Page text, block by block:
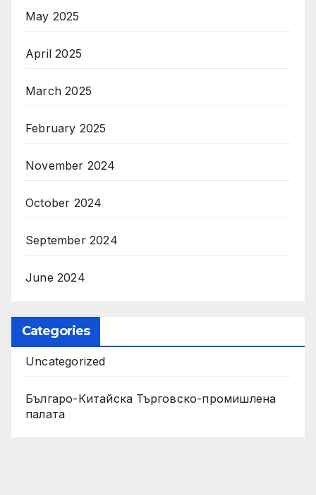
May 2025
April 2025
March 2025
February 2025
November 2024
October 2024
September 2024
June 2024
Categories
Uncategorized
Българо-Китайска Търговско-промишлена
палaта